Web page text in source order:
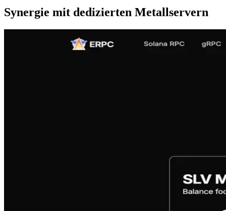
Synergie mit dedizierten Metallservern